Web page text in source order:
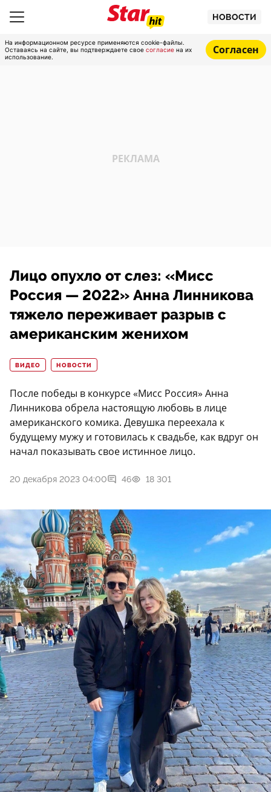
НОВОСТИ
На информационном ресурсе применяются cookie-файлы.
Оставаясь на сайте, вы подтверждаете свое согласие на их
использование.
Согласен
Лицо опухло от слез: «Мисс
Россия — 2022» Анна Линникова
тяжело переживает разрыв с
американским женихом
ВИДЕО НОВОСТИ
После победы в конкурсе «Мисс Россия» Анна
Линникова обрела настоящую любовь в лице
американского комика. Девушка переехала к
будущему мужу и готовилась к свадьбе, как вдруг он
начал показывать свое истинное лицо.
20 декабря 2023 04:00 46 18 301